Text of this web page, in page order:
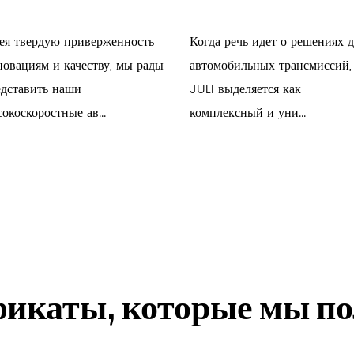
В заключение следует отметить,
цилиндрическими косозубыми
являются воплощением точности,
приверженность качественным
производственным процессам и
делает нас предпочтительным
твердую приверженность
и качеству, мы рады
наши
ав...
Когда речь идет о решениях
автомобильных трансмиссий,
JULI выделяется как
комплексный и уни...
которые мы